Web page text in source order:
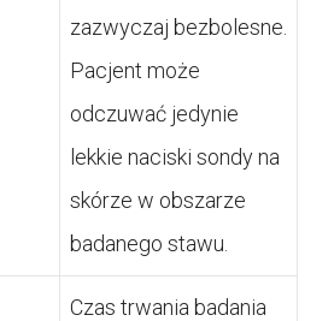
zazwyczaj bezbolesne.
Pacjent może
odczuwać jedynie
lekkie naciski sondy na
skórze w obszarze
badanego stawu.
Czas trwania badania